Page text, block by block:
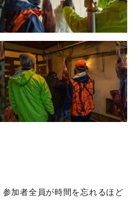
加者全員が時間を忘れるほど